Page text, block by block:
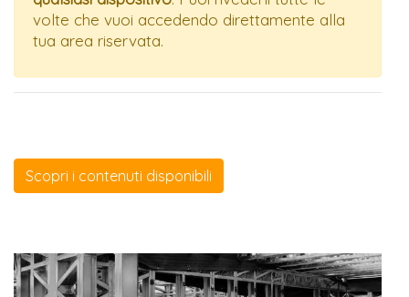
volte che vuoi accedendo direttamente alla
tua area riservata.
Scopri i contenuti disponibili